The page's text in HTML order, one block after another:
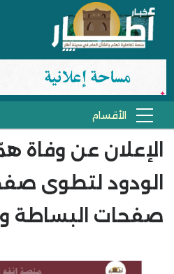
الإعلان عن وفاة
الودود لتطوى
صفحات البساطة